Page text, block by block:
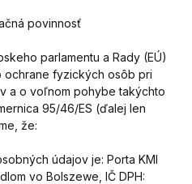
povinnosť
parlamentu a Rady (EÚ)
ochrane fyzických osôb pri
a o voľnom pohybe takýchto
95/46/ES (ďalej len
že:
údajov je: Porta KMI
vo Bolszewe, IČ DPH: